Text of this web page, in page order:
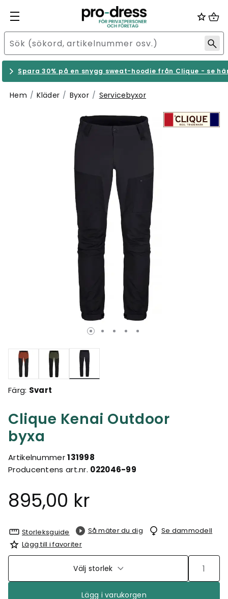
Spara 30% på en snygg sweat-hoodie från Clique - se
Hem Kläder Byxor Servicebyxor
Clique Kenai Outdoor
byxa
Artikelnummer131998
Producentens art.nr. 022046-99
895,00 kr
Valda
Färg: Svart
Storleksguide Så mäter du dig
Se dammodell
Lägg till i favoriter
Välj storlek
Lägg i varukorgen